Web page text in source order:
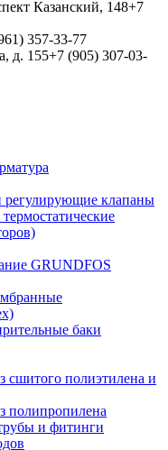
Казанский, 148+7
357-33-77
д. 155+7 (905) 307-03-
регулирующие клапаны
GRUNDFOS
баки
сшитого полиэтилена и
полипропилена
и фитинги